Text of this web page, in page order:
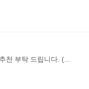
천 부탁 드립니다. (...